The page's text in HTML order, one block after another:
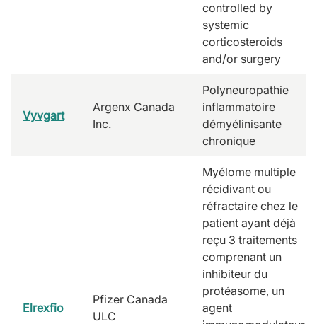
controlled by
systemic
corticosteroids
and/or surgery
Vyvgart
Argenx Canada
Inc.
Polyneuropathie
inflammatoire
démyélinisante
chronique
Elrexfio
Pfizer Canada
ULC
Myélome multiple
récidivant ou
réfractaire chez le
patient ayant déjà
reçu 3 traitements
comprenant un
inhibiteur du
protéasome, un
agent